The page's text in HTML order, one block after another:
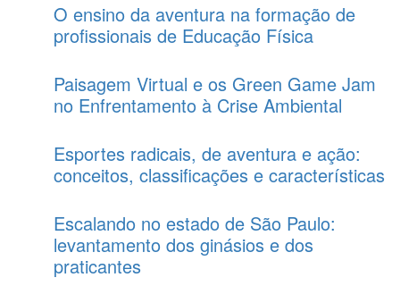
O ensino da aventura na formação de
profissionais de Educação Física
Paisagem Virtual e os Green Game Jam
no Enfrentamento à Crise Ambiental
Esportes radicais, de aventura e ação:
conceitos, classificações e características
Escalando no estado de São Paulo:
levantamento dos ginásios e dos
praticantes